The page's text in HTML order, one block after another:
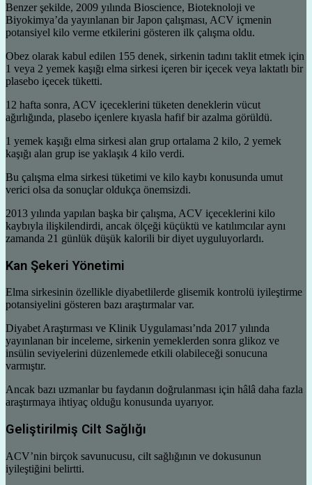
Benzer şekilde, 2009 yılında Bioscience, Bioteknoloji ve
Biyokimya’da yayınlanan bir Japon çalışması, ACV içmenin
potansiyel kilo verme etkilerini gösteren ilk çalışma oldu.
Obez olarak kabul edilen 155 denek, sirkenin tadını taklit etmek için
1 veya 2 yemek kaşığı elma sirkesi içeren bir içecek veya laktatlı bir
plasebo içecek tüketti.
12 hafta sonra, ACV içeceklerini tüketen deneklerin vücut
ağırlığında, plasebo içenlere kıyasla hafif bir azalma görüldü.
1 yemek kaşığı elma sirkesi alan grup ortalama 2 kilo, 2 yemek
kaşığı alan grup ise yaklaşık 4 kilo verdi.
Bu çalışma elma sirkesi tüketimi ve kilo kaybı konusunda umut
verici olsa da sonuçlar oldukça önemsizdi.
2013 yılında yapılan başka bir çalışma, ACV içeceklerini kilo
kaybıyla ilişkilendirdi, ancak ölçeği küçüktü ve katılımcılar aynı
zamanda 21 günlük düşük kalorili bir diyet uyguluyorlardı.
Kan Şekeri Yönetimi
Elma sirkesinin özellikle diyabetlilerde glisemik kontrolü iyileştirme
potansiyelini gösteren bazı araştırmalar var.
Diyabet Araştırması ve Klinik Uygulaması’nda 2017 yılında
yayınlanan bir inceleme, sirkenin yemeklerden sonra glikoz ve
insülin seviyelerini düzenlemede etkili olabileceği sonucuna
varmıştır.
Ancak bazı uzmanlar bu faydanın doğrulanması için hâlâ daha fazla
araştırmaya ihtiyaç olduğu konusunda uyarıyor.
Geliştirilmiş Cilt Sağlığı
ACV’nin birçok savunucusu, cilt sağlığının ve dokusunun
iyileştiğini belirtti.